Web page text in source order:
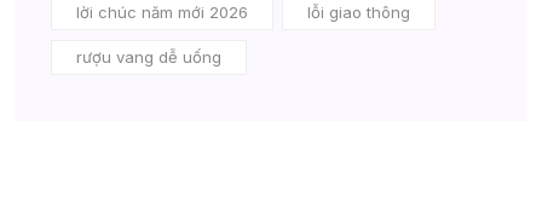
lời chúc năm mới 2026 lỗi giao thông
rượu vang dễ uống